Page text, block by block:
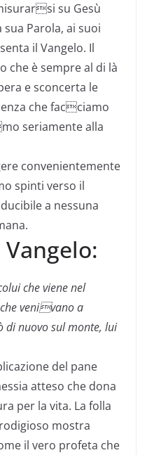
su Gesù
Parola, ai suoi
il Vangelo. Il
che è sempre al di là
e sconcerta le
che facciamo
seriamente alla
convenientemente
spinti verso il
a nessuna
che viene nel
venivano a
di nuovo sul monte, lui
del pane
atteso che dona
per la vita. La folla
mostra
il vero profeta che